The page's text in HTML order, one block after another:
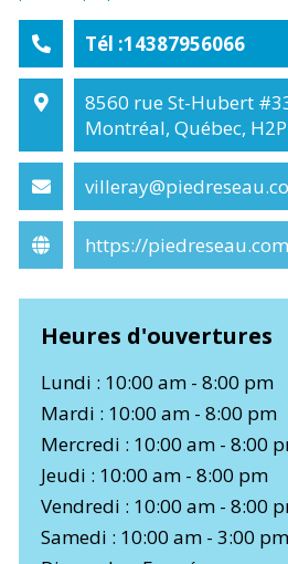
Tél :14387956066
8560 rue St-Hubert
Montréal, Québec,
https://
Heures d'ouvertures
Lundi : 10:00 am - 8:00 pm
Mardi : 10:00 am - 8:00 pm
Mercredi : 10:00 am - 8:00
Jeudi : 10:00 am - 8:00 pm
Vendredi : 10:00 am - 8:00
Samedi : 10:00 am - 3:00 pm